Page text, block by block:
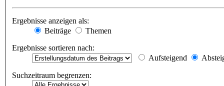
Ergebnisse anzeigen als:
Beiträge
Themen
Ergebnisse sortieren nach:
Aufsteigend
Suchzeitraum begrenzen: